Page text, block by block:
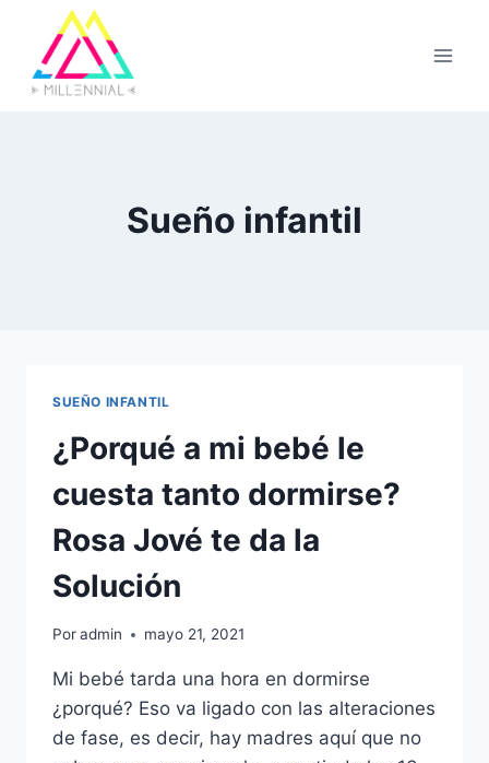
contenido
Sueño infantil
SUEÑO INFANTIL
¿Porqué a mi bebé le
cuesta tanto dormirse?
Rosa Jové te da la
Solución
Poradmin mayo 21, 2021
Mi bebé tarda una hora en dormirse
¿porqué? Eso va ligado con las alteraciones
de fase, es decir, hay madres aquí que no